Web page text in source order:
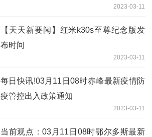
2023-03-11
【天天新要闻】红米k30s至尊纪念版发
布时间
2023-03-11
每日快讯!03月11日08时赤峰最新疫情防
疫管控出入政策通知
2023-03-11
当前观点：03月11日08时鄂尔多斯最新